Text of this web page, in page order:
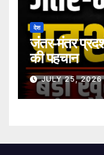
देश
जंतर-मंतर
की पहचान
JULY 25, 2026